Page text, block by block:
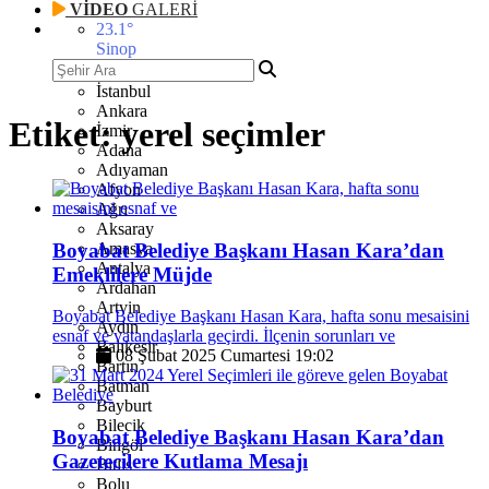
VİDEO GALERİ
23.1 °
Sinop
İstanbul
Ankara
İzmir
Adana
Adıyaman
Afyon
Ağrı
Aksaray
Amasya
Antalya
Ardahan
Artvin
Aydın
Balıkesir
Bartın
Batman
Bayburt
Bilecik
Bingöl
Bitlis
Bolu
Etiket:yerel seçimler
Boyabat Belediye Başkanı Hasan Kara’dan
Emeklilere Müjde
Boyabat Belediye Başkanı Hasan Kara, hafta sonu mesaisini
esnaf ve vatandaşlarla geçirdi. İlçenin sorunları ve
08 Şubat 2025 Cumartesi 19:02
Boyabat Belediye Başkanı Hasan Kara’dan
Gazetecilere Kutlama Mesajı